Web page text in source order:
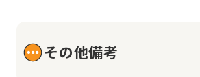
その他備考